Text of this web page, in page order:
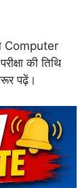
Computer
की तिथि
पढ़ें।